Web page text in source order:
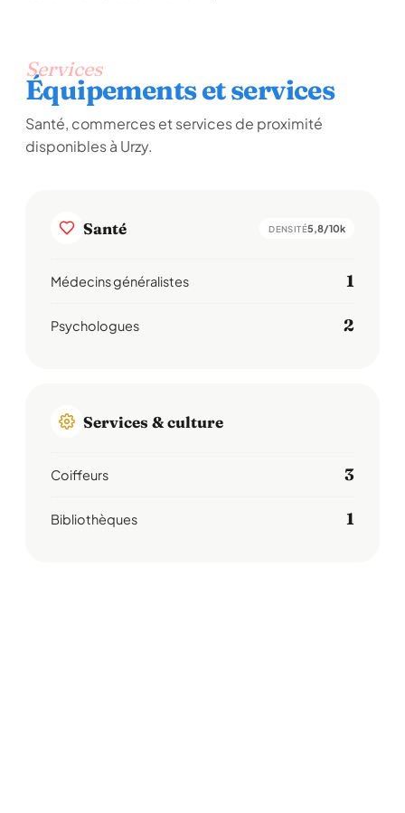
Services
Équipements et services
Santé, commerces et services de proximité
disponibles à Urzy.
Santé DENSITÉ5,8/10k
Médecins généralistes 1
Psychologues 2
Services & culture
Coiffeurs 3
Bibliothèques 1